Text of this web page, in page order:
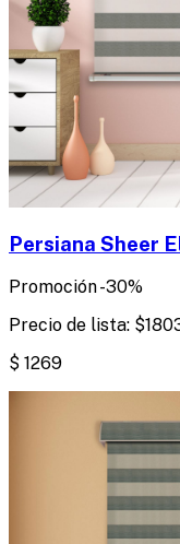
Persiana Sheer
Promoción-30%
Precio de lista: $
$ 1269